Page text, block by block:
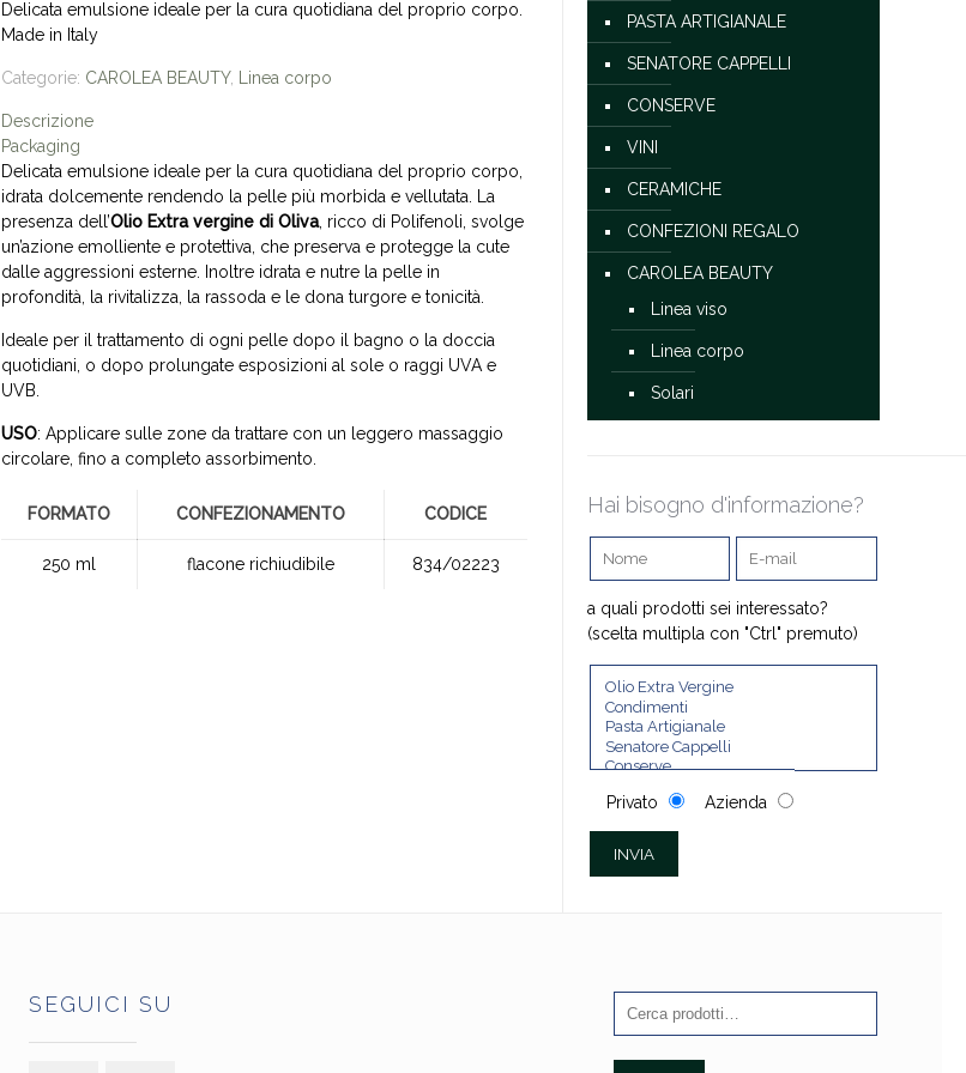
Delicata emulsione ideale per la cura quotidiana del proprio corpo.
Made in Italy
Categorie: CAROLEA BEAUTY, Linea corpo
Descrizione
Packaging
Delicata emulsione ideale per la cura quotidiana del proprio corpo,
idrata dolcemente rendendo la pelle più morbida e vellutata. La
presenza dell’Olio Extra vergine di Oliva, ricco di Polifenoli, svolge
un’azione emolliente e protettiva, che preserva e protegge la cute
dalle aggressioni esterne. Inoltre idrata e nutre la pelle in
profondità, la rivitalizza, la rassoda e le dona turgore e tonicità.
Ideale per il trattamento di ogni pelle dopo il bagno o la doccia
quotidiani, o dopo prolungate esposizioni al sole o raggi UVA e
UVB.
USO: Applicare sulle zone da trattare con un leggero massaggio
circolare, fino a completo assorbimento.
FORMATO CONFEZIONAMENTO CODICE
250 ml flacone richiudibile 834/02223
PASTA ARTIGIANALE
SENATORE CAPPELLI
CONSERVE
VINI
CERAMICHE
CONFEZIONI REGALO
CAROLEA BEAUTY
Linea viso
Linea corpo
Solari
Hai bisogno d'informazione?
a quali prodotti sei interessato?
(scelta multipla con "Ctrl" premuto)
Privato Azienda
SEGUICI SU